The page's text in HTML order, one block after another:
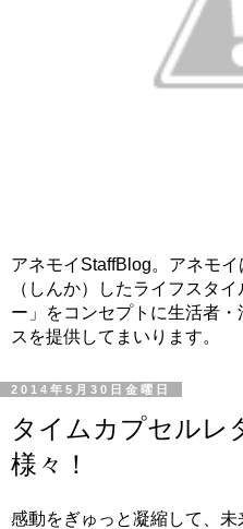
アネモイStaffBlog。アネモ
（しんか）したライフスタ
ー」をコンセプトに生活者
スを提供してまいります。
2014年5月30日金曜日
タイムカプセルレ
様々！
感動をぎゅっと凝縮して、